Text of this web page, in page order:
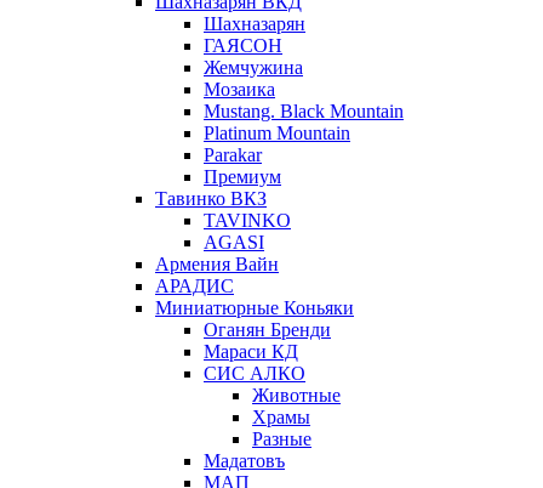
Шахназарян
ГАЯСОН
Жемчужина
Мозаика
Mustang. Black Mountain
Platinum Mountain
Parakar
Премиум
Тавинко ВКЗ
TAVINKO
AGASI
Армения Вайн
АРАДИС
Миниатюрные Коньяки
Оганян Бренди
Мараси КД
СИС АЛКО
Животные
Храмы
Разные
Мадатовъ
МАП